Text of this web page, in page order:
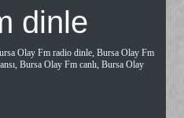
dinle
Olay Fm radio dinle, Bursa Olay Fm
Bursa Olay Fm canlı, Bursa Olay